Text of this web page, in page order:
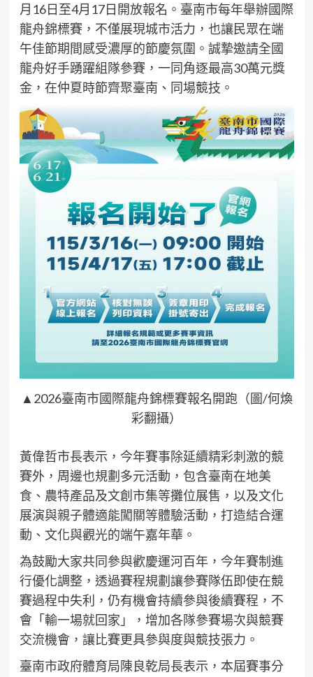
月16日至4月17日開放報名。臺南市每年舉辦國際
龍舟錦標賽，不僅展現城市活力，也讓民眾在端
午佳節期間感受濃厚的節慶氛圍。誠摯邀請全國
龍舟好手踴躍組隊參賽，一同角逐最高30萬元獎
金，在仲夏時節齊聚臺南、同場競技。
▲2026臺南市國際龍舟錦標賽報名開跑（圖/何煥
彩翻攝）
黃偉哲市長表示，今年賽事除延續精彩刺激的競
賽外，周邊也規劃多元活動，包含臺南在地美
食、農特產品及文創市集等攤位展售，以及文化
展演與親子體適能闖關等體驗活動，打造結合運
動、文化與觀光的端午嘉年華。
為鼓勵大家共同參與歡慶運河百年，今年賽制進
行優化調整，透過賽程規劃讓參賽隊伍即使在競
賽過程中失利，仍有機會持續參與後續賽程，不
會「輸一場就回家」，增加各隊參賽場次與競賽
交流機會，讓比賽更具參與度與競技張力。
臺南市政府體育局陳良乾局長表示，本屆賽事分